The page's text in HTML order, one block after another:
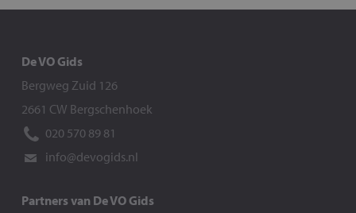
De VO Gids
Bergweg Zuid 126
2661 CW Bergschenhoek
020 570 89 81
info@devogids.nl
Partners van De VO Gids